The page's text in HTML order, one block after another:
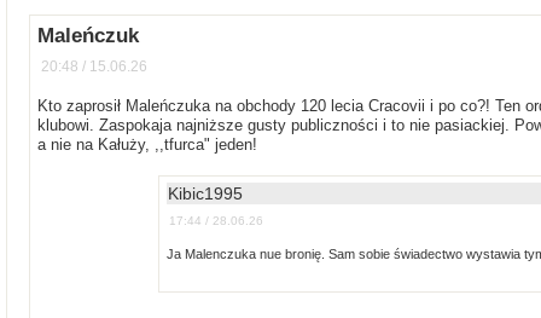
Maleńczuk
20:48 / 15.06.26
Kto zaprosił Maleńczuka na obchody 120 lecia Cracovii i po co?! Ten
klubowi. Zaspokaja najniższe gusty publiczności i to nie pasiackiej.
a nie na Kałuży, ,,tfurca" jeden!
Kibic1995
17:44 / 28.06.26
Ja Malenczuka nue bronię. Sam sobie świadectwo wystawia